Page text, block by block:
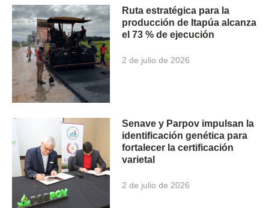
Ruta estratégica para la
producción de Itapúa alcanza
el 73 % de ejecución
2 de julio de 2026
Senave y Parpov impulsan la
identificación genética para
fortalecer la certificación
varietal
2 de julio de 2026